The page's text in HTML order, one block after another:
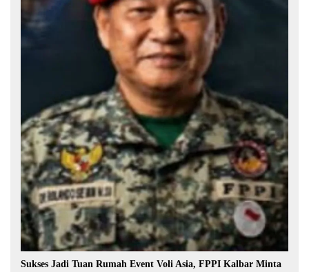
Sukses Jadi Tuan Rumah Event Voli Asia, FPPI Kalbar Minta